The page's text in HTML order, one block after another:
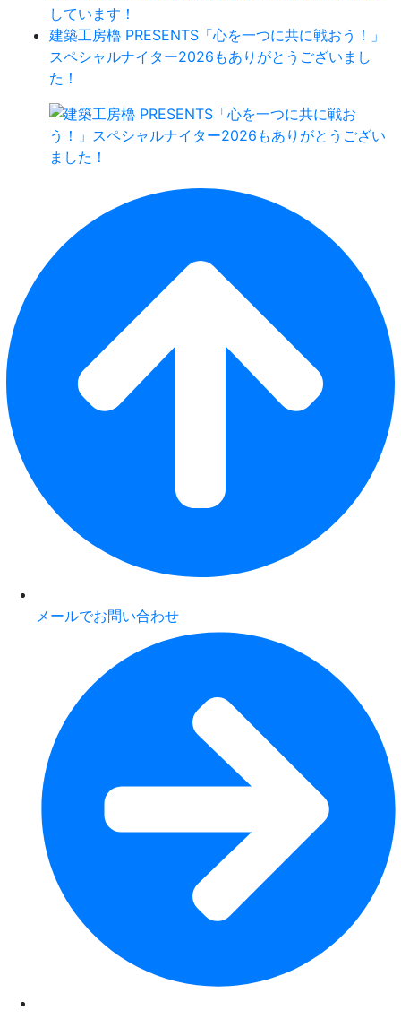
建築工房櫓 PRESENTS「心を一つに共に戦おう！」
スペシャルナイター2026もありがとうございまし
た！
メールでお問い合わせ